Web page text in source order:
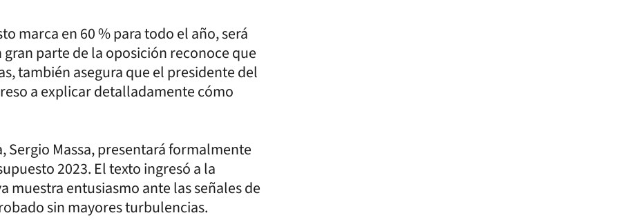
marca en 60 % para todo el año, será
parte de la oposición reconoce que
también asegura que el presidente del
a explicar detalladamente cómo
Massa, presentará formalmente
2023. El texto ingresó a la
muestra entusiasmo ante las señales de
sin mayores turbulencias.